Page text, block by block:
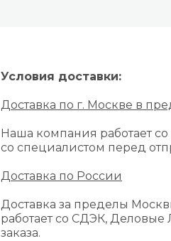
Условия доставки:
Доставка по г. Москве в
Наша компания работает
со специалистом перед
Доставка по России
Доставка за пределы
работает со СДЭК, Деловые
заказа.